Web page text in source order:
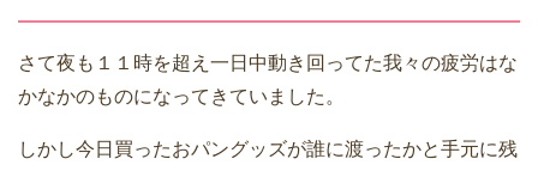
さて夜も１１時を超え一日中動き回ってた我々の疲労はな
かなかのものになってきていました。
しかし今日買ったおパングッズが誰に渡ったかと手元に残